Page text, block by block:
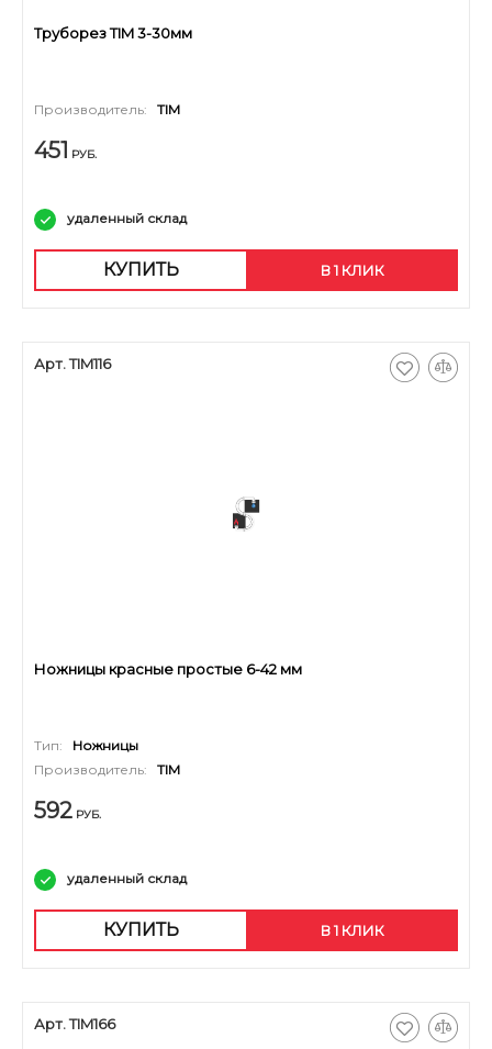
Труборез TIM 3-30мм
Производитель: TIM
451 РУБ.
удаленный склад
КУПИТЬ В 1 КЛИК
Арт. TIM116
Ножницы красные простые 6-42 мм
Тип:
Ножницы
Производитель:
TIM
592 РУБ.
удаленный склад
КУПИТЬ В 1 КЛИК
Арт. TIM166